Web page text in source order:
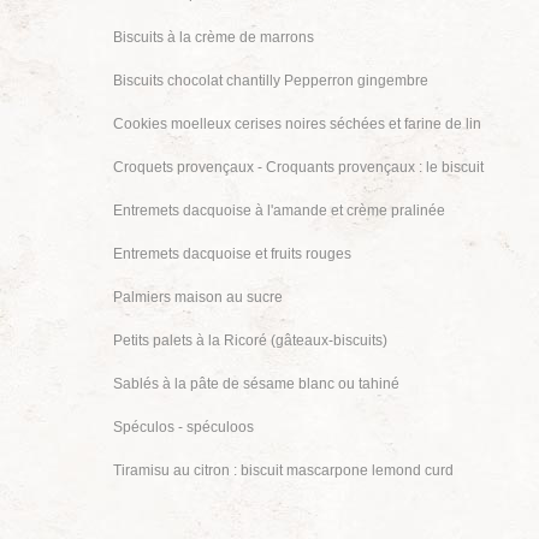
Biscuits à la crème de marrons
Biscuits chocolat chantilly Pepperron gingembre
Cookies moelleux cerises noires séchées et farine de lin
Croquets provençaux - Croquants provençaux : le biscuit
Entremets dacquoise à l'amande et crème pralinée
Entremets dacquoise et fruits rouges
Palmiers maison au sucre
Petits palets à la Ricoré (gâteaux-biscuits)
Sablés à la pâte de sésame blanc ou tahiné
Spéculos - spéculoos
Tiramisu au citron : biscuit mascarpone lemond curd